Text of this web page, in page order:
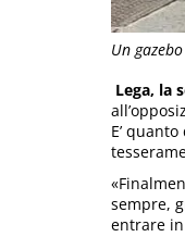
Un
Lega, la
E’
sempre,
entrare